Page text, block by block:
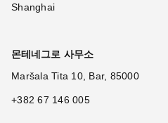
Shanghai
몬테네그로 사무소
Maršala Tita 10, Bar, 85000
+382 67 146 005